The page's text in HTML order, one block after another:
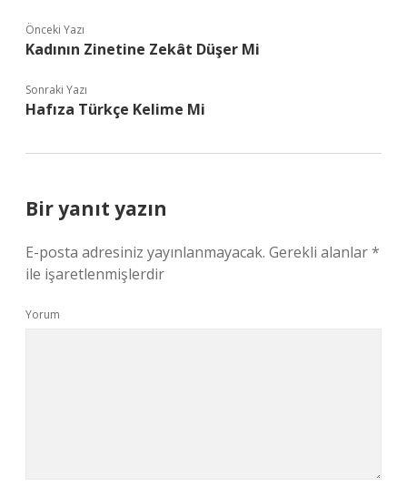
Önceki Yazı
Kadının Zinetine Zekât Düşer Mi
Sonraki Yazı
Hafıza Türkçe Kelime Mi
Bir yanıt yazın
E-posta adresiniz yayınlanmayacak. Gerekli alanlar*
ile işaretlenmişlerdir
Yorum